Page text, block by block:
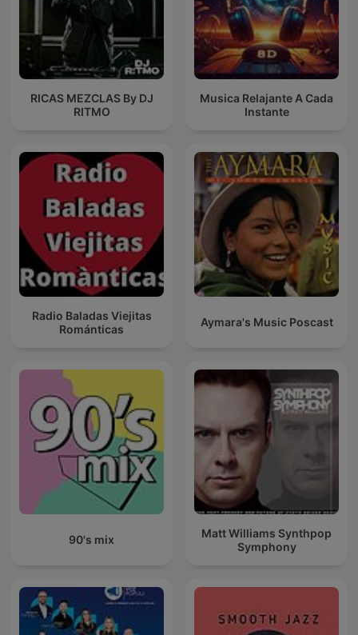
RICAS MEZCLAS By DJ
RITMO
Musica Relajante A Cada
Instante
Radio Baladas Viejitas
Románticas
Aymara's Music Poscast
90's mix
Matt Williams Synthpop
Symphony